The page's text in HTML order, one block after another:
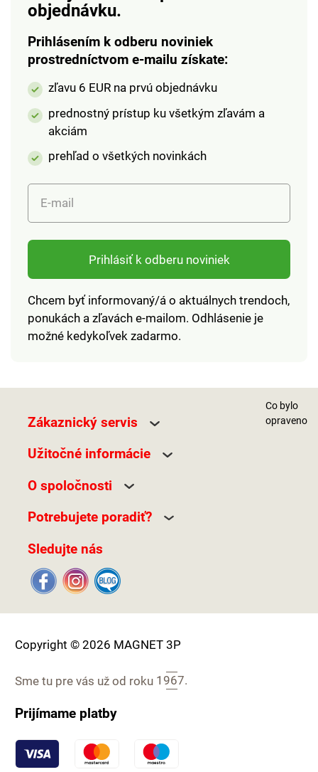
objednávku.
Prihlásením k odberu noviniek
prostredníctvom e-mailu získate:
zľavu 6 EUR na prvú objednávku
prednostný prístup ku všetkým zľavám a
akciám
prehľad o všetkých novinkách
E-mail
Prihlásiť k odberu noviniek
Chcem byť informovaný/á o aktuálnych trendoch,
ponukách a zľavách e-mailom. Odhlásenie je
možné kedykoľvek zadarmo.
Zákaznický servis
Užitočné informácie
O spoločnosti
Potrebujete poradiť?
Sledujte nás
Co bylo
opraveno
Copyright © 2026 MAGNET 3P
Sme tu pre vás už od roku 1967.
Prijímame platby